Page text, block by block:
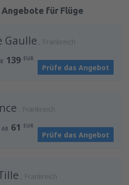
für Flüge
Gaulle Frankreich
139 EUR
Prüfe das Angebot
Frankreich
AB 61 EUR
Prüfe das Angebot
Frankreich